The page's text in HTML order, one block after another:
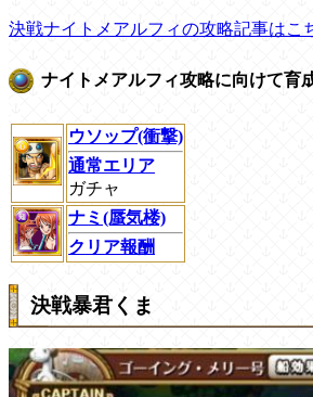
決戦ナイトメアルフィの攻略記事はこ
ナイトメアルフィ攻略に向けて育
ウソップ(衝撃)
通常エリア
ガチャ
ナミ(蜃気楼)
クリア報酬
決戦暴君くま